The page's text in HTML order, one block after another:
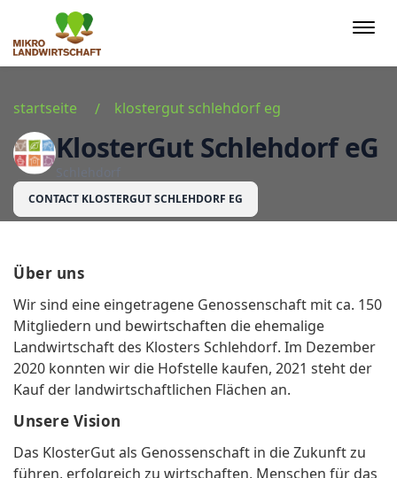
startseite klostergut schlehdorf eg
KlosterGut Schlehdorf eG
CONTACT KLOSTERGUT SCHLEHDORF EG
Über uns
Wir sind eine eingetragene Genossenschaft mit ca. 150
Mitgliedern und bewirtschaften die ehemalige
Landwirtschaft des Klosters Schlehdorf. Im Dezember
2020 konnten wir die Hofstelle kaufen, 2021 steht der
Kauf der landwirtschaftlichen Flächen an.
Unsere Vision
Das KlosterGut als Genossenschaft in die Zukunft zu
führen, erfolgreich zu wirtschaften, Menschen für das